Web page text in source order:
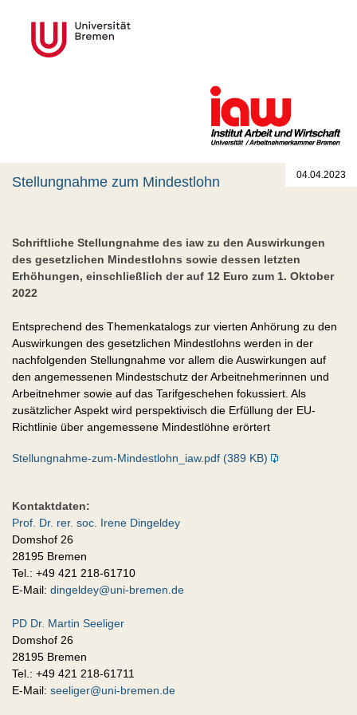
04.04.2023
Stellungnahme zum Mindestlohn
Schriftliche Stellungnahme des iaw zu den Auswirkungen
des gesetzlichen Mindestlohns sowie dessen letzten
Erhöhungen, einschließlich der auf 12 Euro zum 1. Oktober
2022
Entsprechend des Themenkatalogs zur vierten Anhörung zu den
Auswirkungen des gesetzlichen Mindestlohns werden in der
nachfolgenden Stellungnahme vor allem die Auswirkungen auf
den angemessenen Mindestschutz der Arbeitnehmerinnen und
Arbeitnehmer sowie auf das Tarifgeschehen fokussiert. Als
zusätzlicher Aspekt wird perspektivisch die Erfüllung der EU-
Richtlinie über angemessene Mindestlöhne erörtert
Stellungnahme-zum-Mindestlohn_iaw.pdf (389 KB)
Kontaktdaten:
Prof. Dr. rer. soc. Irene Dingeldey
Domshof 26
28195 Bremen
Tel.: +49 421 218-61710
E-Mail: dingeldey@uni-bremen.de
PD Dr. Martin Seeliger
Domshof 26
28195 Bremen
Tel.: +49 421 218-61711
E-Mail: seeliger@uni-bremen.de